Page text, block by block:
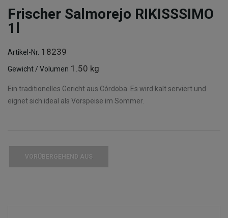
Frischer Salmorejo RIKISSSIMO
1l
Artikel-Nr. 18239
Gewicht / Volumen 1.50 kg
Ein traditionelles Gericht aus Córdoba. Es wird kalt serviert und
eignet sich ideal als Vorspeise im Sommer.
VORÜBERGEHEND AUS